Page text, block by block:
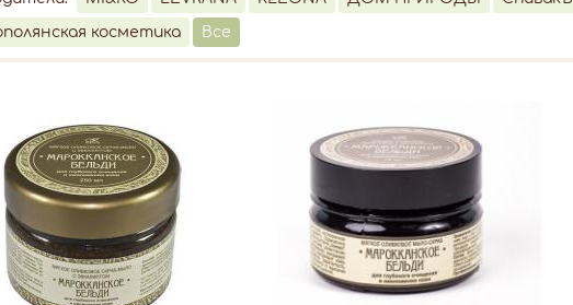
косметика Все